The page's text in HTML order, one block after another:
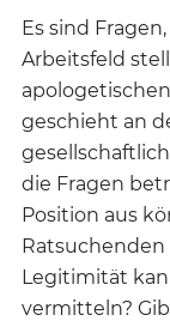
Es sind
Arbeitsfeld
geschieht an
die Fragen
Position aus
Legitimität
vermitteln?